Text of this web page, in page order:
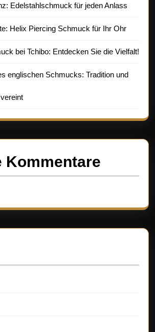
Edelstahlschmuck für jeden Anlass
Helix Piercing Schmuck für Ihr Ohr
bei Tchibo: Entdecken Sie die Vielfalt!
englischen Schmucks: Tradition und
Kommentare